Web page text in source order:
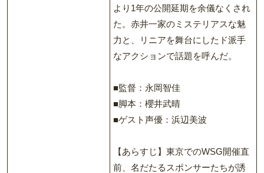
より1年の公開延期を余儀なくされ
た。赤井一家のミステリアスな魅
力と、リニアを舞台にしたド派手
なアクションで話題を呼んだ。
■監督：永岡智佳
■脚本：櫻井武晴
■ゲスト声優：浜辺美波
【あらすじ】東京でのWSG開催直
前、名だたるスポンサーたちが誘